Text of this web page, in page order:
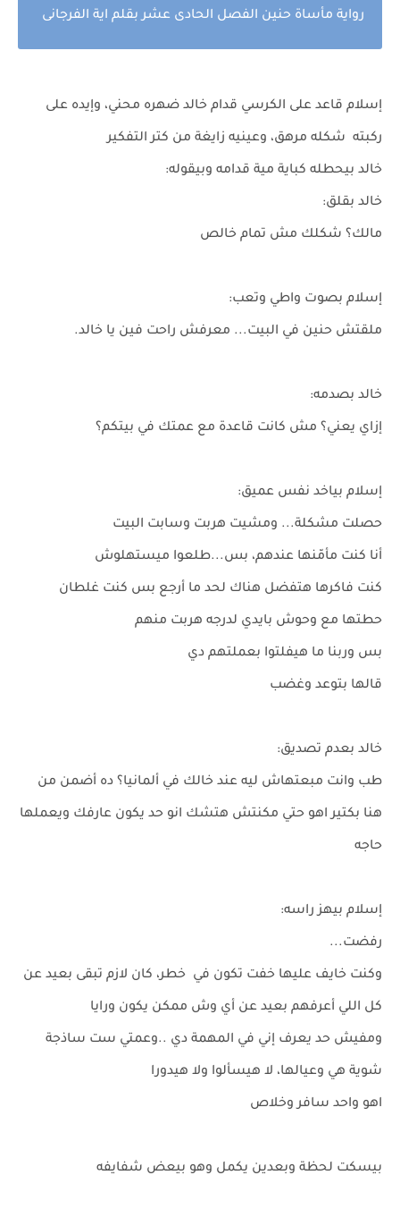
رواية مأساة حنين الفصل الحادى عشر بقلم اية الفرجانى
إسلام قاعد على الكرسي قدام خالد ضهره محني، وإيده على
ركبته شكله مرهق، وعينيه زايغة من كتر التفكير
خالد بيحطله كباية مية قدامه وبيقوله:
خالد بقلق:
مالك؟ شكلك مش تمام خالص
إسلام بصوت واطي وتعب:
ملقتش حنين في البيت... معرفش راحت فين يا خالد.
خالد بصدمه:
إزاي يعني؟ مش كانت قاعدة مع عمتك في بيتكم؟
إسلام بياخد نفس عميق:
حصلت مشكلة... ومشيت هربت وسابت البيت
أنا كنت مأمّنها عندهم، بس...طلعوا ميستهلوش
كنت فاكرها هتفضل هناك لحد ما أرجع بس كنت غلطان
حطتها مع وحوش بايدي لدرجه هربت منهم
بس وربنا ما هيفلتوا بعملتهم دي
قالها بتوعد وغضب
خالد بعدم تصديق:
طب وانت مبعتهاش ليه عند خالك في ألمانيا؟ ده أضمن من
هنا بكتير اهو حتي مكنتش هتشك انو حد يكون عارفك ويعملها
حاجه
إسلام بيهز راسه:
رفضت...
وكنت خايف عليها خفت تكون في خطر، كان لازم تبقى بعيد عن
كل اللي أعرفهم بعيد عن أي وش ممكن يكون ورايا
ومفيش حد يعرف إني في المهمة دي ..وعمتي ست ساذجة
شوية هي وعيالها، لا هيسألوا ولا هيدورا
اهو واحد سافر وخلاص
بيسكت لحظة وبعدين يكمل وهو بيعض شفايفه